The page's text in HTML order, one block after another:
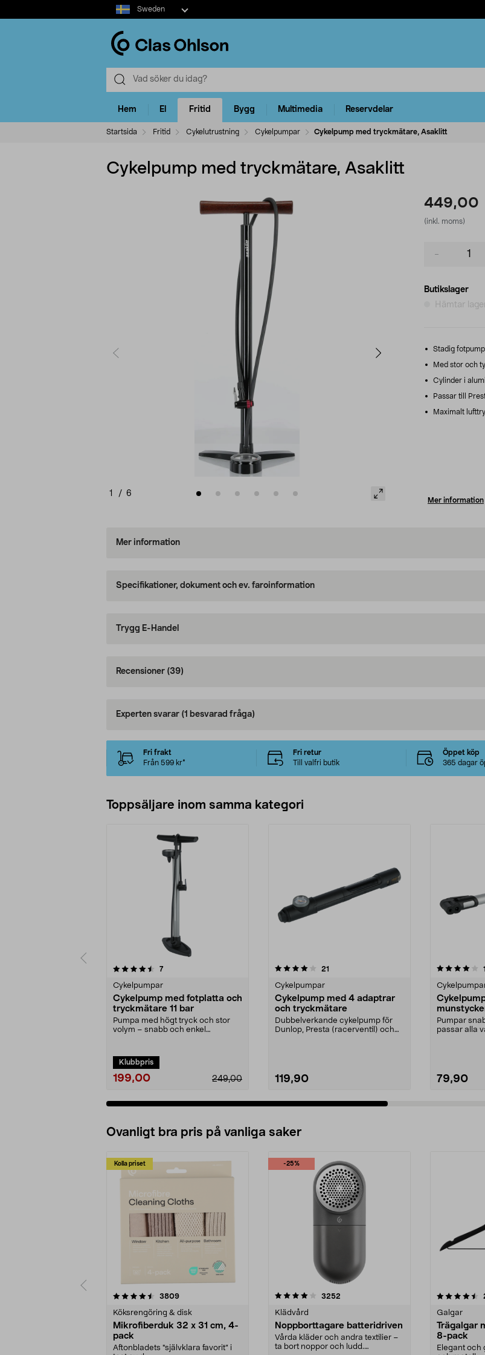
Select
market
Sweden
Hem El Fritid Bygg Multimedia Reservdelar
Startsida Fritid Cykelutrustning Cykelpumpar Cykelpump med tryckmätare, Asaklitt
Cykelpump med tryckmätare, Asaklitt
1 / 6
449,00
(inkl. moms)
Butikslager
Hämtar
Stadig
Med stor och
Cylinder i
Passar till
Maximalt
Mer information
Mer information
Specifikationer, dokument och ev. faroinformation
Trygg E-Handel
Recensioner (39)
Experten svarar (1 besvarad fråga)
Fri frakt
Från 599 kr*
Fri retur
Till valfri butik
Öppet köp
365 dagar
Toppsäljare inom samma kategori
7recensioner
Cykelpumpar
Cykelpump med fotplatta och
tryckmätare 11 bar
Pumpa med högt tryck och stor
volym – snabb och enkel
Klubbpris
199,00 249,00
4.0 av 5 stjärnor 21
Cykelpumpar
Cykelpump med 4 adaptrar
och tryckmätare
Dubbelverkande cykelpump för
Dunlop, Presta (racerventil) och
119,90
4.0 av 5 stjärnor
Pumpar
passar alla
79,90
Ovanligt bra pris på vanliga saker
Kolla priset
3809recensioner
Köksrengöring & disk
Mikrofiberduk 32 x 31 cm, 4-
pack
Aftonbladets "självklara favorit” i
-25%
4.0av 5 stjärnor 3252
Klädvård
Noppborttagare batteridriven
Vårda kläder och andra textilier –
ta bort noppor och ludd.
4.5av 5 stjärnor
Galgar
Trägalgar
8-pack
Elegant och